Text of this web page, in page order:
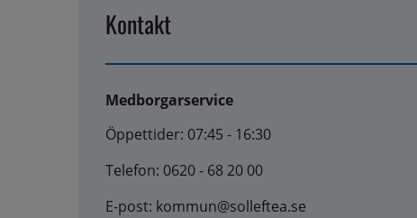
Kontakt
Medborgarservice
Öppettider: 07:45 - 16:30
Telefon: 0620 - 68 20 00
E-post: kommun@solleftea.se